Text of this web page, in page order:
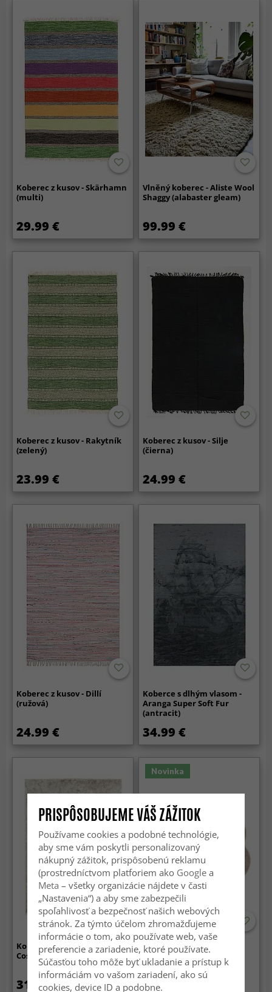
Koberec z kusov - Skärhamn
(multi)
29.99 €
Vlněný koberec - Aliste Wool
Shaggy (alabaster gleam)
99.99 €
Koberec z kusov - Rakytník
(zelený)
23.99 €
Koberec z kusov - Silje
(čierna)
24.99 €
Koberec z kusov - Dillí
(ružová)
24.99 €
Koberce s dlhým vlasom -
Aranga Super Soft Fur
(antracit)
34.99 €
Koberce s dlhým vlasom -
Cosy (béžová)
31.99 €
Novinka
Okrúhly Vlnitý Koberec -
Aranga Super Soft Fur
(hnedá)
29.99 €
PRISPÔSOBUJEME VÁŠ ZÁŽITOK
Používame cookies a podobné technológie,
aby sme vám poskytli personalizovaný
nákupný zážitok, prispôsobenú reklamu
(prostredníctvom platforiem ako Googlea
Meta – všetky organizácie nájdete v časti
„Nastavenia“) a aby sme zabezpečili
spoľahlivosť a bezpečnosť našich webových
stránok. Za týmto účelom zhromažďujeme
informácie o tom, ako používate web, vaše
preferencie a zariadenie, ktoré používate.
Súčasťou toho môže byť ukladanie a prístup k
informáciám vo vašom zariadení, ako sú
cookies, device ID a podobne.